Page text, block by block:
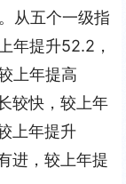
从五个一级指
年提升52.2，
上年提高
较快，较上年
上年提升
进，较上年提